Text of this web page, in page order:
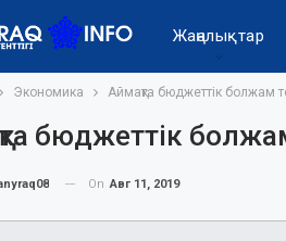
Жаңалықтар
Экономика Аймақта бюджеттік болжам
бюджеттік
On Авг 11, 2019